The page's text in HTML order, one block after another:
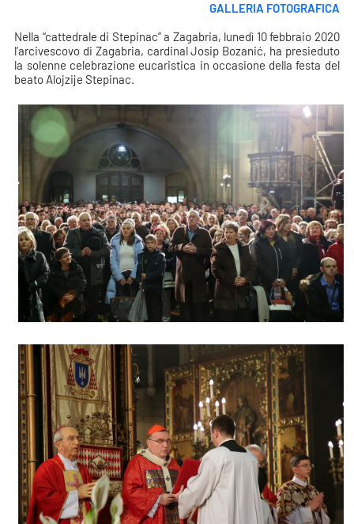
GALLERIA FOTOGRAFICA
Nella “cattedrale di Stepinac” a Zagabria, lunedì 10 febbraio 2020
l’arcivescovo di Zagabria, cardinal Josip Bozanić, ha presieduto
la solenne celebrazione eucaristica in occasione della festa del
beato Alojzije Stepinac.